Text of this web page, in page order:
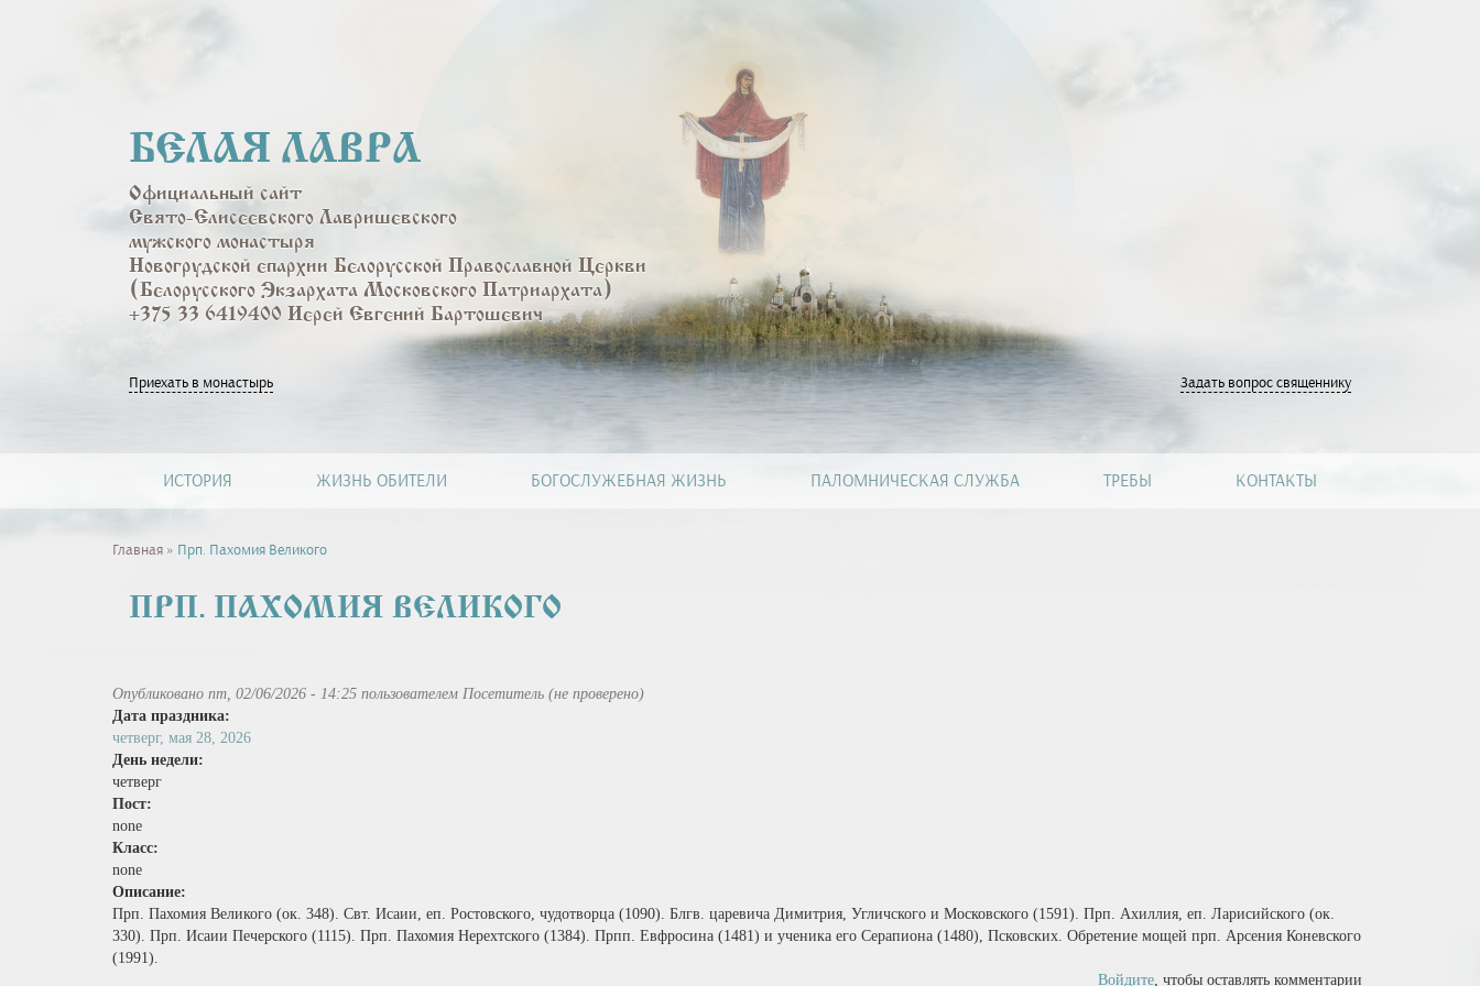
БЕЛАЯ ЛАВРА
Официальный сайт
Свято-Елисеевского Лавришевского
мужского монастыря
Новогрудской епархии Белорусской Православной Церкви
(Белорусского Экзархата Московского Патриархата)
+375 33 6419400 Иерей Евгений Бартошевич
Приехать в монастырь Задать вопрос священнику
ИСТОРИЯ ЖИЗНЬ ОБИТЕЛИ БОГОСЛУЖЕБНАЯ ЖИЗНЬ ПАЛОМНИЧЕСКАЯ СЛУЖБА ТРЕБЫ КОНТАКТЫ
Вы
здесь
Главная » Прп. Пахомия Великого
ПРП. ПАХОМИЯ ВЕЛИКОГО
Опубликовано пт, 02/06/2026 - 14:25 пользователем Посетитель (не проверено)
Дата праздника:
четверг, мая 28, 2026
День недели:
четверг
Пост:
none
Класс:
none
Описание:
Прп. Пахомия Великого (ок. 348). Свт. Исаии, еп. Ростовского, чудотворца (1090). Блгв. царевича Димитрия, Угличского и Московского (1591). Прп. Ахиллия, еп. Ларисийского (ок.
330). Прп. Исаии Печерского (1115). Прп. Пахомия Нерехтского (1384). Прпп. Евфросина (1481) и ученика его Серапиона (1480), Псковских. Обретение мощей прп. Арсения Коневского
(1991).
Войдите , чтобы оставлять комментарии